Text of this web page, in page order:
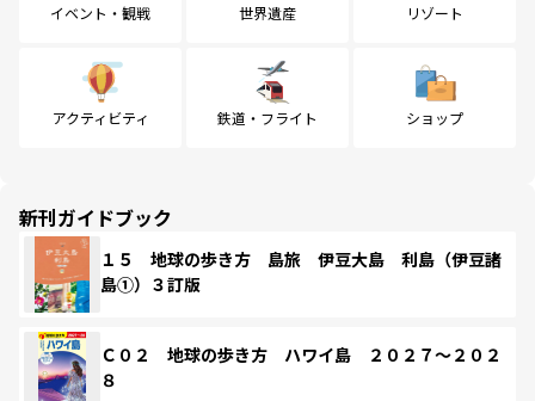
イベント・観戦 世界遺産 リゾート
アクティビティ 鉄道・フライト ショップ
新刊ガイドブック
１５ 地球の歩き方 島旅 伊豆大島 利島（伊豆諸
島①）３訂版
Ｃ０２ 地球の歩き方 ハワイ島 ２０２７～２０２
８